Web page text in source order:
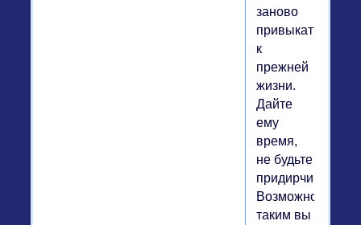
заново
привыкать
к
прежней
жизни.
Дайте
ему
время,
не будьте
придирчивой.
Возможно,
таким вы